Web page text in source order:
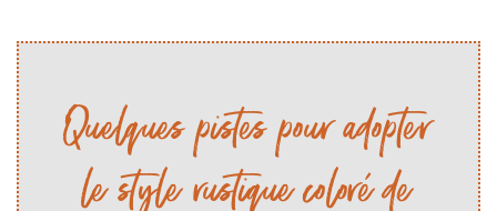
Quelques pistes pour adopter
le style rustique coloré de